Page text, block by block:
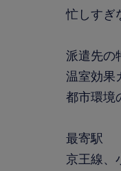
忙しすぎ
派遣先の
温室効果
都市環境
最寄駅
京王線、